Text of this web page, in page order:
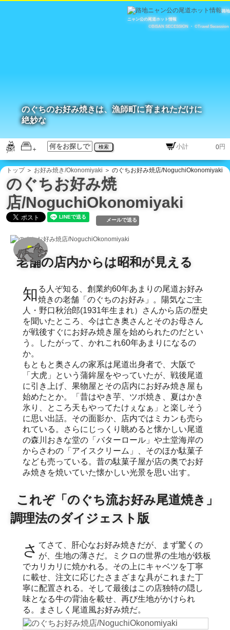
路地
ニャン公の尾道ホット情報
©BISAN SECESSION
・ ©Travel Secession
検索 円
のぐちのお好み焼きは、漁師町に育まれただけに
絶妙な
トップ＞ お好み焼き/Okonomiyaki ＞ のぐちお好み焼店/NoguchiOkonomiyaki
のぐちお好み焼
店/NoguchiOkonomiyaki
メールで送る
老舗の店内からは昭和が見える
知る人ぞ知る、創業約60年あまりの尾道お好み焼きの老舗「のぐちのお好み」。陽気なご主
人・野口秋治郎(1931年生まれ）さんから店の歴史
を聞いたところ、今は亡き奥さんとそのお母さん
が戦後すぐにお好み焼き屋を始められたのだとい
う。したがって、かれこれ60年あまりになるの
か。
もともと奥さんの家系は尾道出身者で、大阪で
「大虎」という蒲鉾屋をやっていたが、戦後尾道
に引き上げ、果物屋とその店内にお好み焼き屋も
始めたとか。「昔はやき芋、ツボ焼き、夏はかき
氷り、ところ天もやってたけぇなぁ」と楽しそう
に思い出話。その面影か、店内ではミカンも売ら
れている。さらにじっくり眺めると懐かしい尾道
の森川おきな堂の「バターロール」や土堂海岸の
からさわの「アイスクリーム」、そのほか駄菓子
なども売っている。昔の駄菓子屋が店の奥でお好
み焼きを焼いていた懐かしい光景を思い出す。
これぞ「のぐち流お好み尾道焼き」
調理法のダイジェスト版
さてさて、肝心なお好み焼きだが、まず驚くの が、生地の薄さだ。ミクロの世界の生地が鉄板
でカリカリに焼かれる。その上にキャベツを丁寧
に載せ、注文に応じたさまざまな具がこれまた丁
寧に配置される。そして最後はこの店独特の隠し
味となる牛の背油を載せ、再び生地がかけられ
る。まさしく尾道風お好み焼だ。